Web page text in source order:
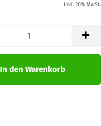
inkl. 20% MwSt.
In den Warenkorb